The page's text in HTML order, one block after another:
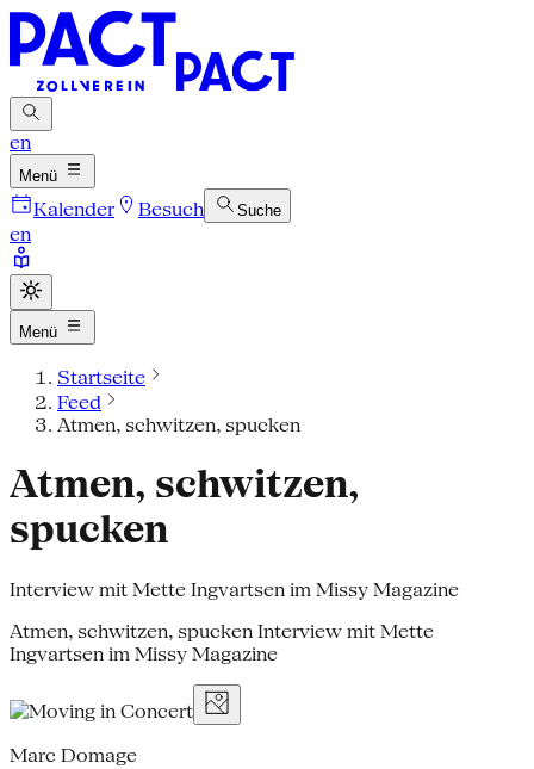
en
Menü
Kalender Besuch Suche
en
Menü
Startseite
Feed
Atmen, schwitzen, spucken
Atmen, schwitzen,
spucken
Interview mit Mette Ingvartsen im Missy Magazine
Atmen, schwitzen, spucken Interview mit Mette
Ingvartsen im Missy Magazine
Marc Domage